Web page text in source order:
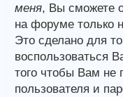
меня, Вы сможете
на форуме только
Это сделано для
воспользоваться
того чтобы Вам не
пользователя и